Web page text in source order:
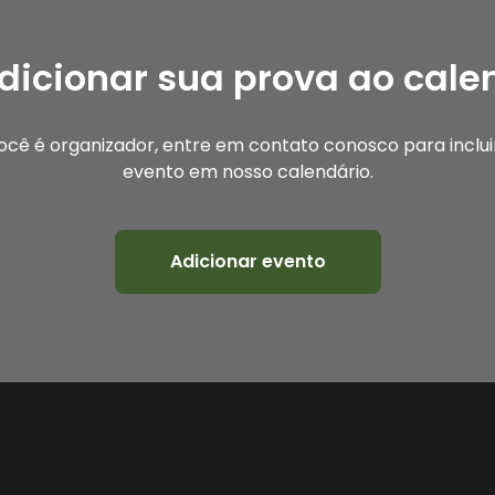
sua prova ao
é organizador, entre em contato conosco para
evento em nosso calendário.
Adicionar evento